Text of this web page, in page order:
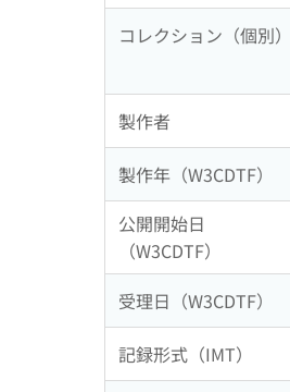
コレクション（個別）
製作者
製作年（W3CDTF）
公開開始日
（W3CDTF）
受理日（W3CDTF）
記録形式（IMT）